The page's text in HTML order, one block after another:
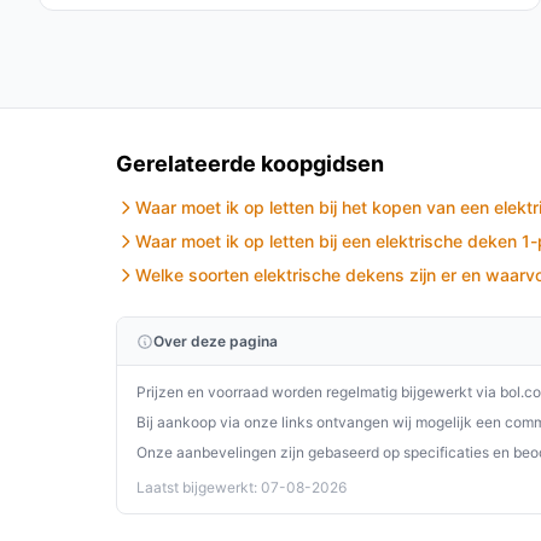
- Zorg dat het snoer niet onder zware
- Gebruik de afstandsbediening om instellingen
- Reinig oppervlakken zoals aangegeven; de
Installatie & eerste gebruik
Hoofdlijnen: plaats de deken op een vlakke
en zet de deken aan via de afstandsbediening.
vertrouwd te raken met de warmte.
Concrete checks voor handleiding/specs:
Controleer in de handleiding de maximale
Controleer de onderhoudsinstructies: de
Gerelateerde koopgidsen
Waar moet ik op letten bij het kopen van een
Waar moet ik op letten bij een elektrische deken
Welke soorten elektrische dekens zijn er en
Over deze pagina
Prijzen en voorraad worden regelmatig bijgewerkt via
Bij aankoop via onze links ontvangen wij mogelijk een
Onze aanbevelingen zijn gebaseerd op specificaties en
Laatst bijgewerkt: 07-08-2026